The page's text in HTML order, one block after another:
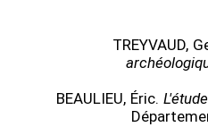
TREYVAUD,
BEAULIEU, Éric.